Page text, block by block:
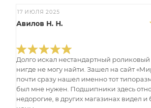
17 ИЮЛЯ 2025
Авилов Н. Н.
Долго искал нестандартный
нигде не могу найти. Зашел на сайт
почти сразу нашел именно тот
был мне нужен. Подшипники здесь
недорогие, в других магазинах видел